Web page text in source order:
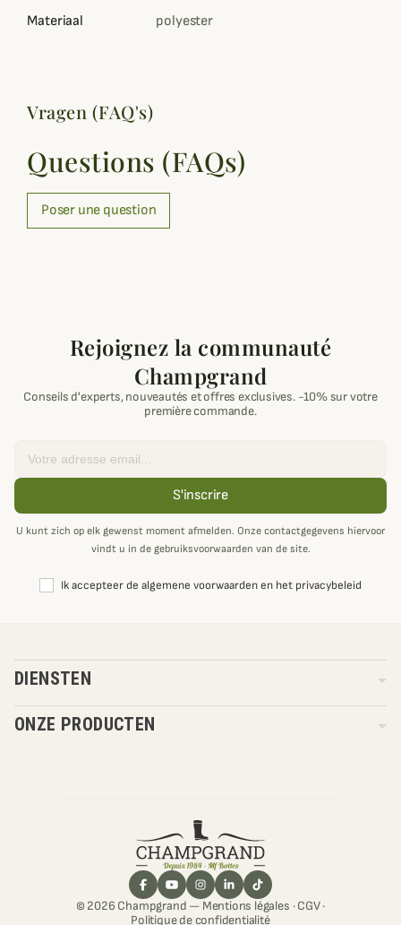
Materiaal polyester
Vragen (FAQ's)
Questions (FAQs)
Poser une question
Rejoignez la communauté
Champgrand
Conseils d'experts, nouveautés et offres exclusives. -10% sur votre
première commande.
S'inscrire
U kunt zich op elk gewenst moment afmelden. Onze contactgegevens hiervoor
vindt u in de gebruiksvoorwaarden van de site.
Ik accepteer de algemene voorwaarden en het privacybeleid
DIENSTEN
ONZE PRODUCTEN
© 2026 Champgrand — Mentions légales ·CGV·
Politique de confidentialité